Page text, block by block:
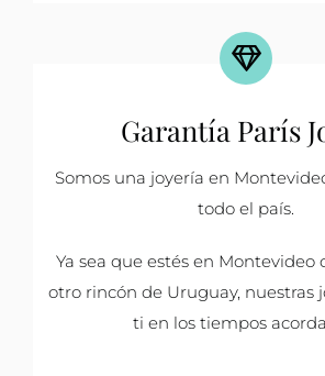
Garantía París
Somos una joyería en
todo el país.
Ya sea que estés en Montevideo
otro rincón de Uruguay, nuestras
ti en los tiempos